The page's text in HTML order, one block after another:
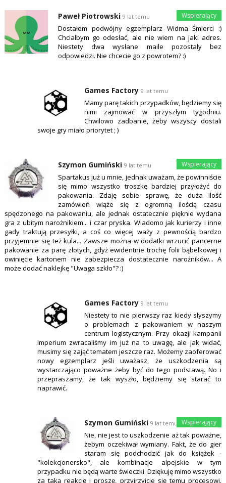
Paweł Piotrowski 9 lat temu
Dostałem podwójny egzemplarz Widma Śmierci :)
Chciałbym go odesłać, ale nie wiem na jaki adres.
Niestety dwa wysłane maile pozostały bez
odpowiedzi. Nie chcecie go z powrotem? :)
Games Factory 9 lat temu
Mamy parę takich przypadków, będziemy się
nimi zajmować w przyszłym tygodniu.
Chwilowo zadbanie, żeby wszyscy dostali
swoje gry miało priorytet ; )
Szymon Gumiński 9 lat temu
Spartakus już u mnie, jednak uważam, że powinniście
się mimo wszystko troszkę bardziej przyłożyć do
pakowania. Zdaję sobie sprawę, że duża ilość
zamówień wiąże się z ogromną ilością czasu
spędzonego na pakowaniu, ale jednak ostatecznie pięknie wydana
gra z ubitym narożnikiem... i czar pryska. Wiadomo jak kurierzy i inne
gady traktują przesyłki, a coś co więcej waży z pewnością bardzo
przyjemnie się też kula... Zawsze można w dodatki wrzucić pancerne
pakowanie za parę złotych, gdyż ewidentnie trochę folii bąbelkowej i
owinięcie kartonem nie zabezpiecza dostatecznie narożników... A
może dodać naklejkę "Uwaga szkło"? :)
Games Factory 9 lat temu
Niestety to nie pierwszy raz kiedy słyszymy
o problemach z pakowaniem w naszym
centrum logistycznym. Przy okazji kampanii
Imperium zwracaliśmy im już na to uwagę, ale jak widać,
musimy się zająć tematem jeszcze raz. Możemy zaoferować
nowy egzemplarz jeśli uważasz, że uszkodzenia są
wystarczająco poważne żeby być do tego podstawą. No i
przepraszamy, że tak wyszło, będziemy się starać to
naprawić.
Szymon Gumiński 9 lat temu
Nie, nie jest to uszkodzenie aż tak poważne,
żebym oczekiwał wymiany. Fakt, że do gier
staram się podchodzić jak do książek -
"kolekcjonersko", ale kombinacje alpejskie w tym
przypadku nie będą warte świeczki. Dziękuję mimo wszystko
za taką reakcję i proszę, przyjrzyjcie się temu procesowi.